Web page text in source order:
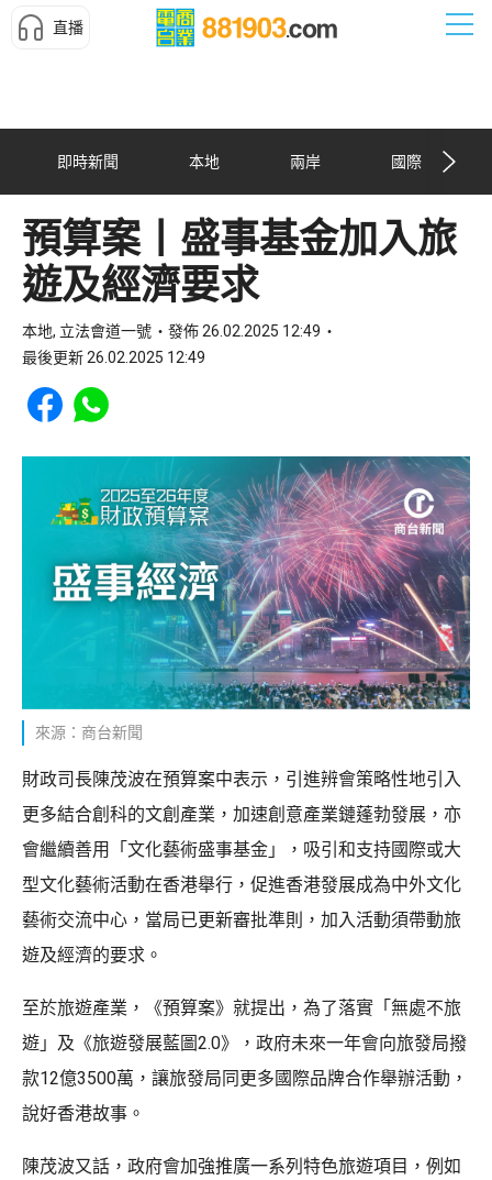
直播
即時新聞 本地 兩岸 國際
預算案丨盛事基金加入旅
遊及經濟要求
本地, 立法會道一號
發佈 26.02.2025 12:49
最後更新 26.02.2025 12:49
Share to Facebook
Share to WhatsApp
來源：商台新聞
財政司長陳茂波在預算案中表示，引進辨會策略性地引入
更多結合創科的文創產業，加速創意產業鏈蓬勃發展，亦
會繼續善用「文化藝術盛事基金」，吸引和支持國際或大
型文化藝術活動在香港舉行，促進香港發展成為中外文化
藝術交流中心，當局已更新審批準則，加入活動須帶動旅
遊及經濟的要求。
至於旅遊產業，《預算案》就提出，為了落實「無處不旅
遊」及《旅遊發展藍圖2.0》，政府未來一年會向旅發局撥
款12億3500萬，讓旅發局同更多國際品牌合作舉辦活動，
說好香港故事。
陳茂波又話，政府會加強推廣一系列特色旅遊項目，例如